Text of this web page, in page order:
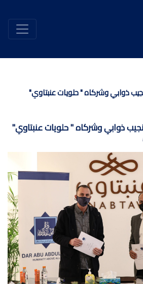
ذوابي وشركاه " حلويات عنبتاوي"
ذوابي وشركاه " حلويات عنبتاوي"